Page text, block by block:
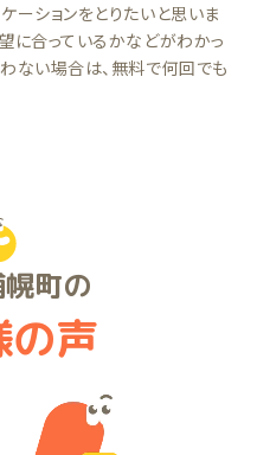
ーションをとりたいと思いま
に合っているかなどがわかっ
ない場合は、無料で何回でも
町の
の声